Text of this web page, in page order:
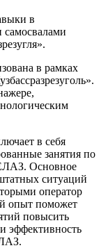
в
в рамках
в себя
занятия по
Основное
ситуаций
оператор
опыт поможет
повысить
эффективность